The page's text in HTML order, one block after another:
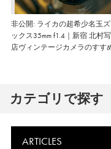
非公開: ライカの超希少名玉
ックス35mm f1.4｜新宿 北村
店ヴィンテージカメラのすす
カテゴリで探す
ARTICLES